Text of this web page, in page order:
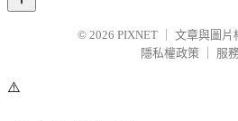
© 2026 PIXNET
文章與圖片
隱私權政策
服
⚠️